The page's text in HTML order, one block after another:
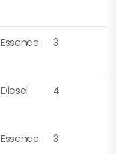
Essence 3
Diesel 4
Essence 3